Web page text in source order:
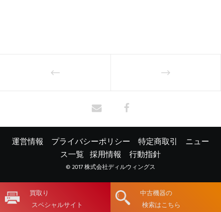
買取り
スペシャルサイト
中古機器の
検索はこちら
運営情報 プライバシーポリシー 特定商取引
ニュー
ス一覧 採用情報 行動指針
© 2017 株式会社ディルウィングス